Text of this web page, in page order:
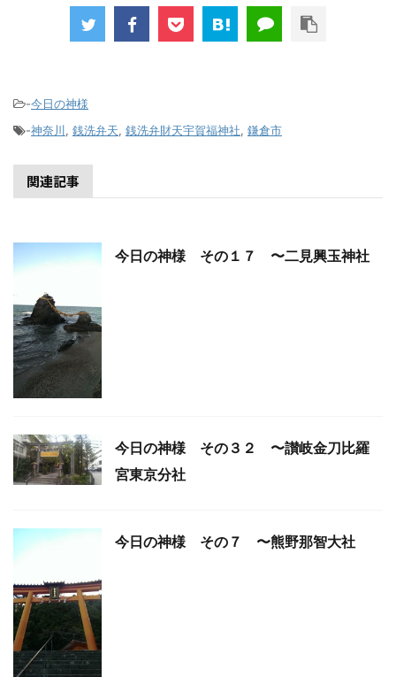
-今日の神様
-神奈川, 銭洗弁天, 銭洗弁財天宇賀福神社, 鎌倉市
関連記事
今日の神様 その１７ 〜二見興玉神社
今日の神様 その３２ 〜讃岐金刀比羅
宮東京分社
今日の神様 その７ 〜熊野那智大社